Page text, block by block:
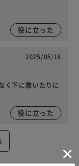
役に立った
2025/05/18
く下に敷いたりに
役に立った